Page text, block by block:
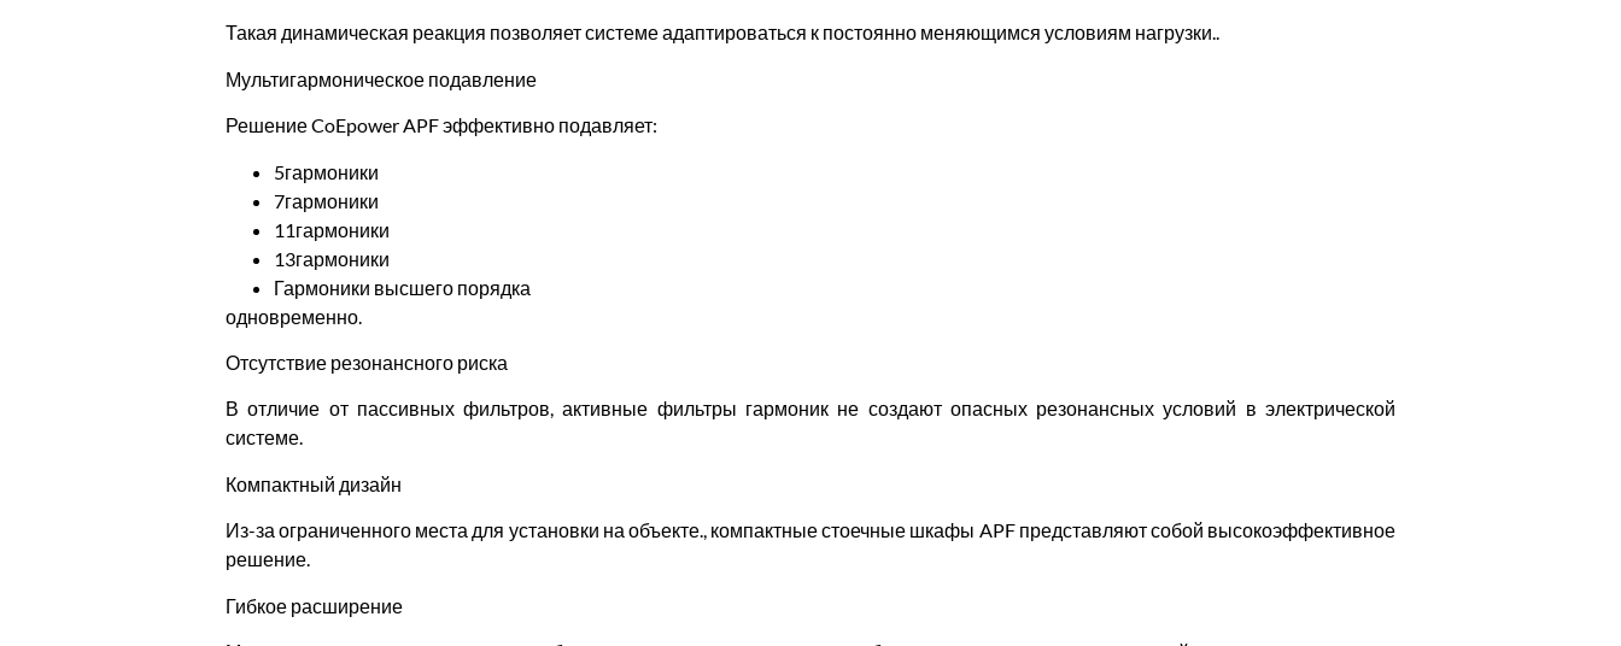
Такая динамическая реакция позволяет системе адаптироваться к постоянно меняющимся условиям нагрузки..
Мультигармоническое подавление
Решение CoEpower APF эффективно подавляет:
5гармоники
7гармоники
11гармоники
13гармоники
Гармоники высшего порядка
одновременно.
Отсутствие резонансного риска
В отличие от пассивных фильтров, активные фильтры гармоник не создают опасных резонансных условий в электрической
системе.
Компактный дизайн
Из-за ограниченного места для установки на объекте., компактные стоечные шкафы APF представляют собой высокоэффективное
решение.
Гибкое расширение